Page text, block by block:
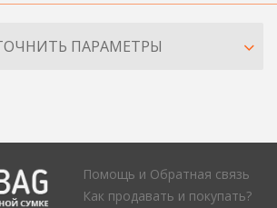
ПАРАМЕТРЫ
Помощь и Обратная связь
Как продавать и покупать?